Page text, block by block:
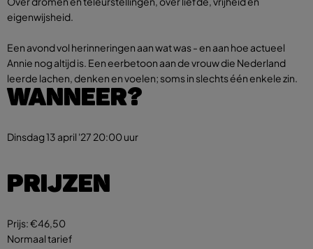
eigenwijsheid.
Een avond vol herinneringen aan wat was - en aan hoe actueel
Annie nog altijd is. Een eerbetoon aan de vrouw die Nederland
leerde lachen, denken en voelen; soms in slechts één enkele zin.
WANNEER?
Dinsdag 13 april '27 20:00 uur
PRIJZEN
Prijs:€46,50
Normaal tarief